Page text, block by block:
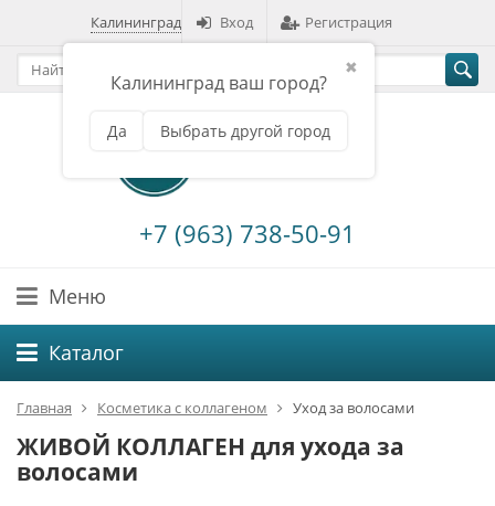
Калининград
✖
Калининград ваш город?
Да Выбрать другой город
Вход Регистрация
+7 (963) 738-50-91
Меню
Каталог
Главная Косметика с коллагеном Уход за волосами
ЖИВОЙ КОЛЛАГЕН для ухода за
волосами